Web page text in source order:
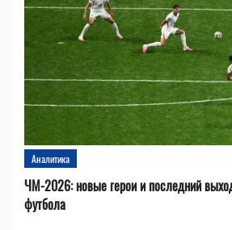
Аналитика
ЧМ-2026: новые герои и последний
футбола